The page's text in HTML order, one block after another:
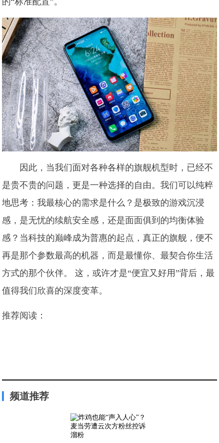
因此，当我们面对各种各样的旗舰机型时，已经不
是贵不贵的问题，更是一种选择的自由。我们可以纯粹
地思考：我最核心的需求是什么？是极致的游戏沉浸
感，是无忧的续航安全感，还是面面俱到的均衡体验
感？当科技的巅峰成为普惠的起点，真正的旗舰，便不
再是那个参数最高的机器，而是最懂你、最契合你生活
方式的那个伙伴。 这，或许才是“便宜又好用”背后，最
值得我们欣喜的深度变革。
推荐阅读：
频道推荐